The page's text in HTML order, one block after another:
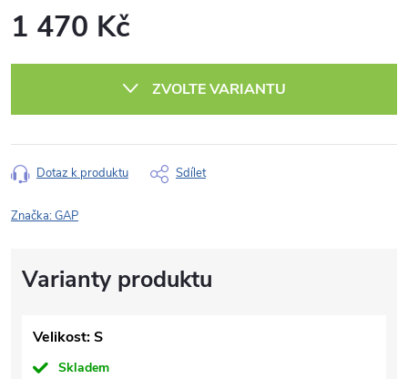
1 470 Kč
ZVOLTE VARIANTU
Dotaz k produktu Sdílet
Značka:GAP
Velikost: S
Skladem